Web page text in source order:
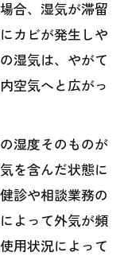
合、湿気が滞留
カビが発生しや
湿気は、やがて
空気へと広がっ
湿度そのものが
を含んだ状態に
診や相談業務の
よって外気が頻
用状況によって